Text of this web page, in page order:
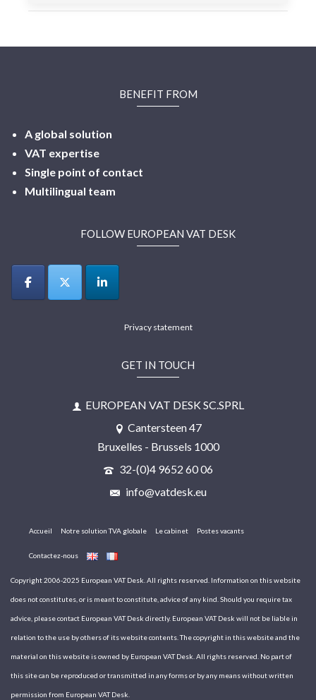
BENEFIT FROM
A global solution
VAT expertise
Single point of contact
Multilingual team
FOLLOW EUROPEAN VAT DESK
Privacy statement
GET IN TOUCH
EUROPEAN VAT DESK SC.SPRL
Cantersteen 47
Bruxelles - Brussels 1000
32-(0)4 9652 60 06
info@vatdesk.eu
Accueil Notre solution TVA globale Le cabinet Postes vacants
Contactez-nous
Copyright 2006-2025 European VAT Desk. All rights reserved. Information on this website
does not constitutes, or is meant to constitute, advice of any kind. Should you require tax
advice, please contact European VAT Desk directly. European VAT Desk will not be liable in
relation to the use by others of its website contents. The copyright in this website and the
material on this website is owned by European VAT Desk. All rights reserved. No part of
this site can be reproduced or transmitted in any forms or by any means without written
permission from European VAT Desk.